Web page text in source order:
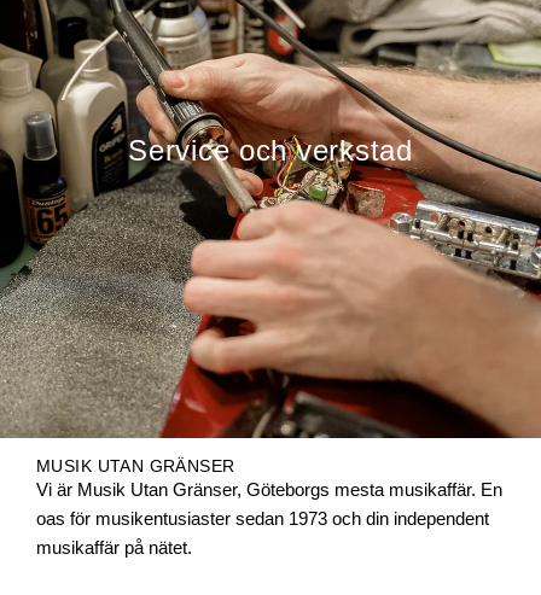
Service och verkstad
MUSIK UTAN GRÄNSER
Vi är Musik Utan Gränser, Göteborgs mesta musikaffär. En
oas för musikentusiaster sedan 1973 och din independent
musikaffär på nätet.